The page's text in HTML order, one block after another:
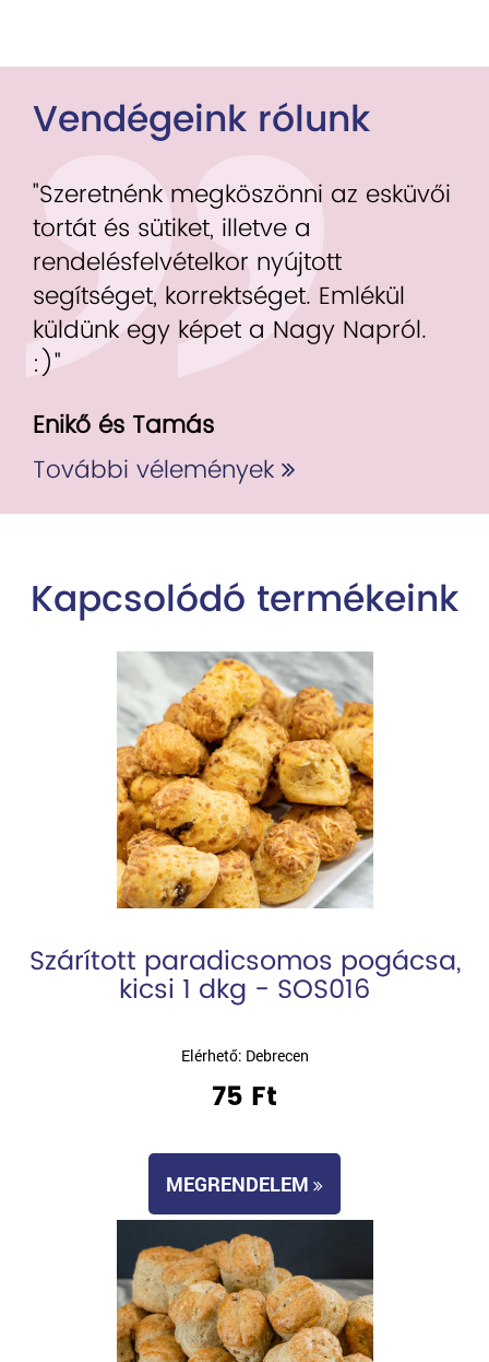
Vendégeink rólunk
"Szeretnénk megköszönni az esküvői
tortát és sütiket, illetve a
rendelésfelvételkor nyújtott
segítséget, korrektséget. Emlékül
küldünk egy képet a Nagy Napról.
:)"
Enikő és Tamás
További vélemények
Kapcsolódó termékeink
Szárított paradicsomos pogácsa,
kicsi 1 dkg - SOS016
Elérhető: Debrecen
75 Ft
MEGRENDELEM